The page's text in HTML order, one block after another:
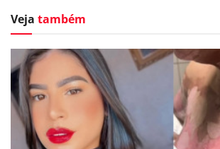
Veja também